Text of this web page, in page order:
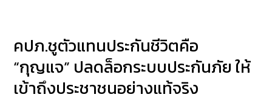
คปภ.ชูตัวแทนประกันชีวิตคือ
“กุญแจ” ปลดล็อกระบบประกันภัย ให้
เข้าถึงประชาชนอย่างแท้จริง